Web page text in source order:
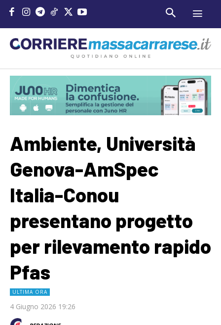
Ambiente, Università
Genova-AmSpec
Italia-Conou
presentano progetto
per rilevamento rapido
Pfas
ULTIMA ORA
4 Giugno 2026 19:26